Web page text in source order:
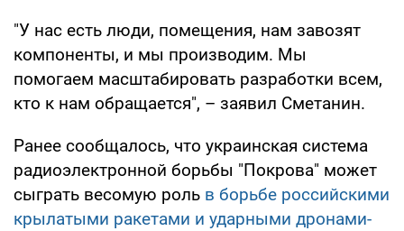
"У нас есть люди, помещения, нам завозят
компоненты, и мы производим. Мы
помогаем масштабировать разработки всем,
кто к нам обращается", – заявил Сметанин.
Ранее сообщалось, что украинская система
радиоэлектронной борьбы "Покрова" может
сыграть весомую роль в борьбе российскими
крылатыми ракетами и ударными дронами-